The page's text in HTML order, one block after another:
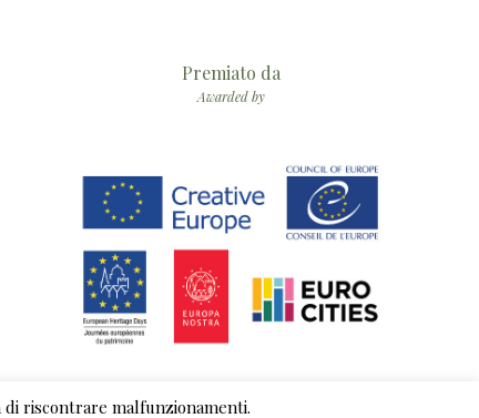
Premiato da
Awarded by
di riscontrare malfunzionamenti.